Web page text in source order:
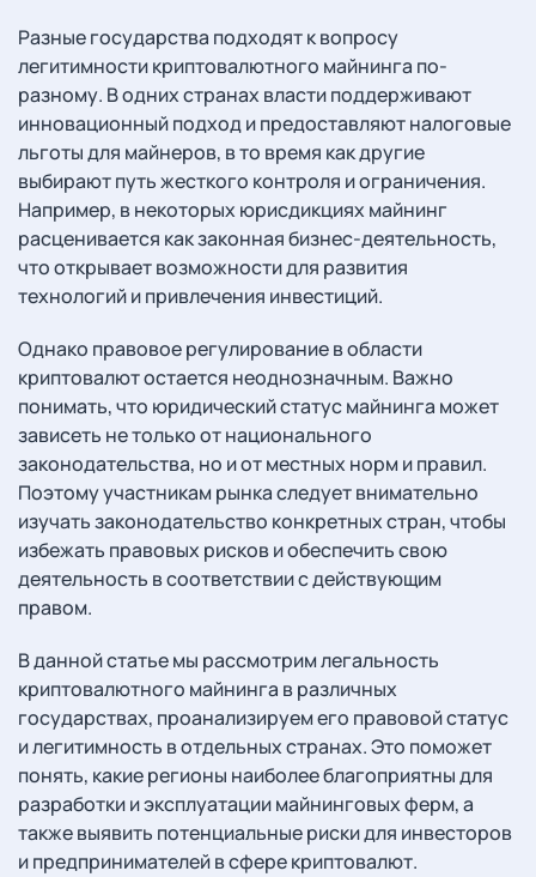
Разные государства подходят к вопросу
легитимности криптовалютного майнинга по-
разному. В одних странах власти поддерживают
инновационный подход и предоставляют налоговые
льготы для майнеров, в то время как другие
выбирают путь жесткого контроля и ограничения.
Например, в некоторых юрисдикциях майнинг
расценивается как законная бизнес-деятельность,
что открывает возможности для развития
технологий и привлечения инвестиций.
Однако правовое регулирование в области
криптовалют остается неоднозначным. Важно
понимать, что юридический статус майнинга может
зависеть не только от национального
законодательства, но и от местных норм и правил.
Поэтому участникам рынка следует внимательно
изучать законодательство конкретных стран, чтобы
избежать правовых рисков и обеспечить свою
деятельность в соответствии с действующим
правом.
В данной статье мы рассмотрим легальность
криптовалютного майнинга в различных
государствах, проанализируем его правовой статус
и легитимность в отдельных странах. Это поможет
понять, какие регионы наиболее благоприятны для
разработки и эксплуатации майнинговых ферм, а
также выявить потенциальные риски для инвесторов
и предпринимателей в сфере криптовалют.